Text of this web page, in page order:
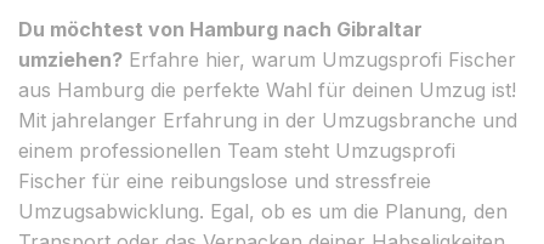
Du möchtest von Hamburg nach Gibraltar
umziehen? Erfahre hier, warum Umzugsprofi Fischer
aus Hamburg die perfekte Wahl für deinen Umzug ist!
Mit jahrelanger Erfahrung in der Umzugsbranche und
einem professionellen Team steht Umzugsprofi
Fischer für eine reibungslose und stressfreie
Umzugsabwicklung. Egal, ob es um die Planung, den